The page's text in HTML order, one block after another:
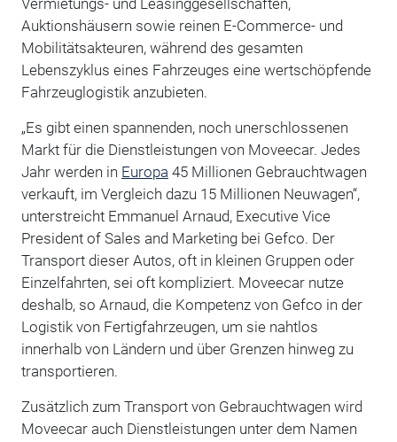
Auktionshäusern sowie reinen E-Commerce- und
Mobilitätsakteuren, während des gesamten
Lebenszyklus eines Fahrzeuges eine wertschöpfende
Fahrzeuglogistik anzubieten.
„Es gibt einen spannenden, noch unerschlossenen
Markt für die Dienstleistungen von Moveecar. Jedes
Jahr werden in Europa 45 Millionen Gebrauchtwagen
verkauft, im Vergleich dazu 15 Millionen Neuwagen“,
unterstreicht Emmanuel Arnaud, Executive Vice
President of Sales and Marketing bei Gefco. Der
Transport dieser Autos, oft in kleinen Gruppen oder
Einzelfahrten, sei oft kompliziert. Moveecar nutze
deshalb, so Arnaud, die Kompetenz von Gefco in der
Logistik von Fertigfahrzeugen, um sie nahtlos
innerhalb von Ländern und über Grenzen hinweg zu
transportieren.
Zusätzlich zum Transport von Gebrauchtwagen wird
Moveecar auch Dienstleistungen unter dem Namen